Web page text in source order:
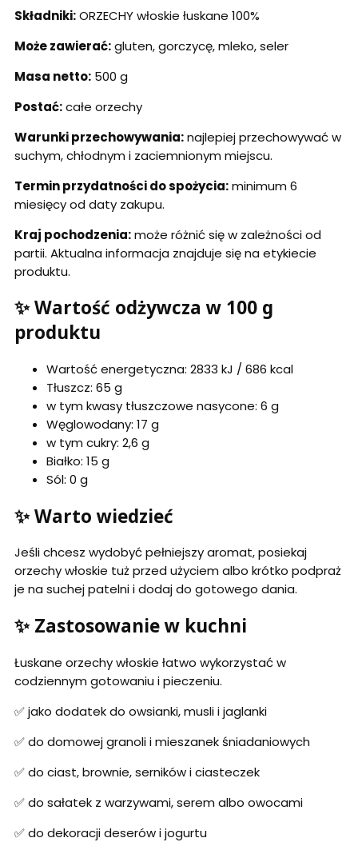
Składniki:ORZECHY włoskie łuskane 100%
Może zawierać:gluten, gorczycę, mleko, seler
Masa netto: 500 g
Postać:całe orzechy
Warunki przechowywania:najlepiej przechowywać w
suchym, chłodnym i zaciemnionym miejscu.
Termin przydatności do spożycia:minimum 6
miesięcy od daty zakupu.
Kraj pochodzenia:może różnić się w zależności od
partii. Aktualna informacja znajduje się na etykiecie
produktu.
✨ Wartość odżywcza w 100 g
produktu
Wartość energetyczna: 2833 kJ / 686 kcal
Tłuszcz: 65 g
w tym kwasy tłuszczowe nasycone: 6 g
Węglowodany: 17 g
w tym cukry: 2,6 g
Białko: 15 g
Sól: 0 g
✨ Warto wiedzieć
Jeśli chcesz wydobyć pełniejszy aromat, posiekaj
orzechy włoskie tuż przed użyciem albo krótko podpraż
je na suchej patelni i dodaj do gotowego dania.
✨ Zastosowanie w kuchni
Łuskane orzechy włoskie łatwo wykorzystać w
codziennym gotowaniu i pieczeniu.
✅ jako dodatek do owsianki, musli i jaglanki
✅ do domowej granoli i mieszanek śniadaniowych
✅ do ciast, brownie, serników i ciasteczek
✅ do sałatek z warzywami, serem albo owocami
✅ do dekoracji deserów i jogurtu